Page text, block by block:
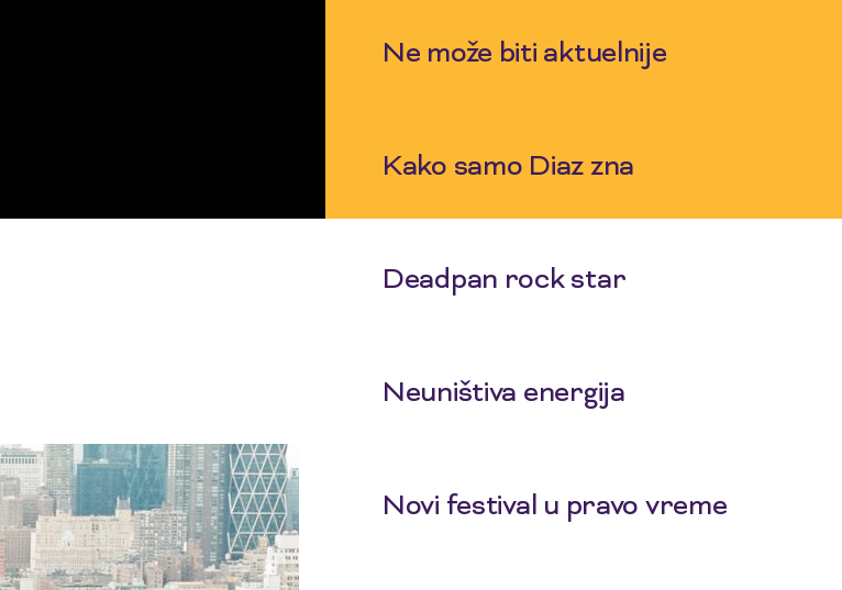
Ne može biti aktuelnije
Kako samo Diaz zna
Deadpan rock star
Neuništiva energija
Novi festival u pravo vreme